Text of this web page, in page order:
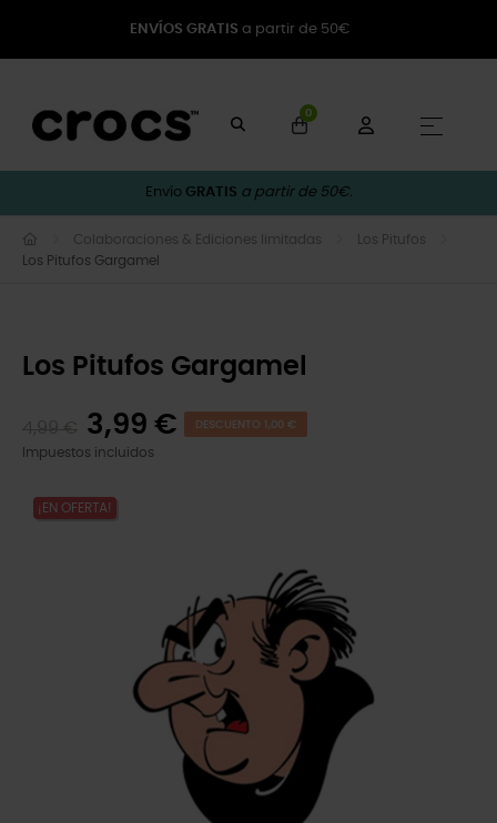
ENVÍOS GRATIS a partir de 50€
0
☰
Envío GRATIS a partir de 50€.
Colaboraciones & Ediciones limitadas
Los Pitufos
Los Pitufos Gargamel
Los Pitufos Gargamel
3,99 € DESCUENTO 1,00 €
Impuestos incluidos
¡EN OFERTA!